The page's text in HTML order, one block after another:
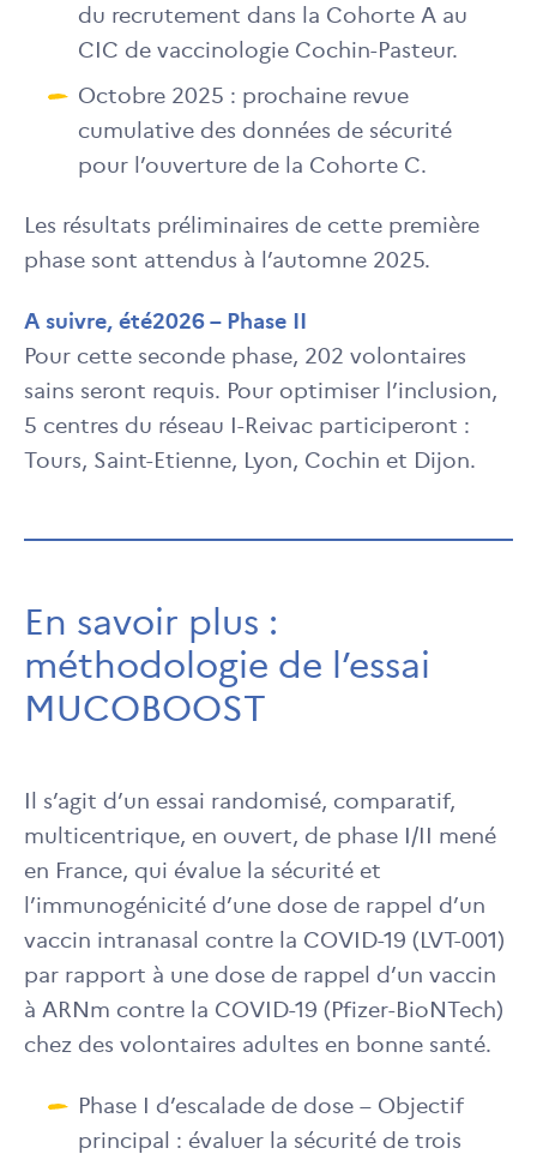
du recrutement dans la Cohorte A au
CIC de vaccinologie Cochin-Pasteur.
Octobre 2025 : prochaine revue
cumulative des données de sécurité
pour l’ouverture de la Cohorte C.
Les résultats préliminaires de cette première
phase sont attendus à l’automne 2025.
A suivre, été2026 – Phase II
Pour cette seconde phase, 202 volontaires
sains seront requis. Pour optimiser l’inclusion,
5 centres du réseau I-Reivac participeront :
Tours, Saint-Etienne, Lyon, Cochin et Dijon.
En savoir plus :
méthodologie de l’essai
MUCOBOOST
Il s’agit d’un essai randomisé, comparatif,
multicentrique, en ouvert, de phase I/II mené
en France, qui évalue la sécurité et
l’immunogénicité d’une dose de rappel d’un
vaccin intranasal contre la COVID-19 (LVT-001)
par rapport à une dose de rappel d’un vaccin
à ARNm contre la COVID-19 (Pfizer-BioNTech)
chez des volontaires adultes en bonne santé.
Phase I d’escalade de dose – Objectif
principal : évaluer la sécurité de trois